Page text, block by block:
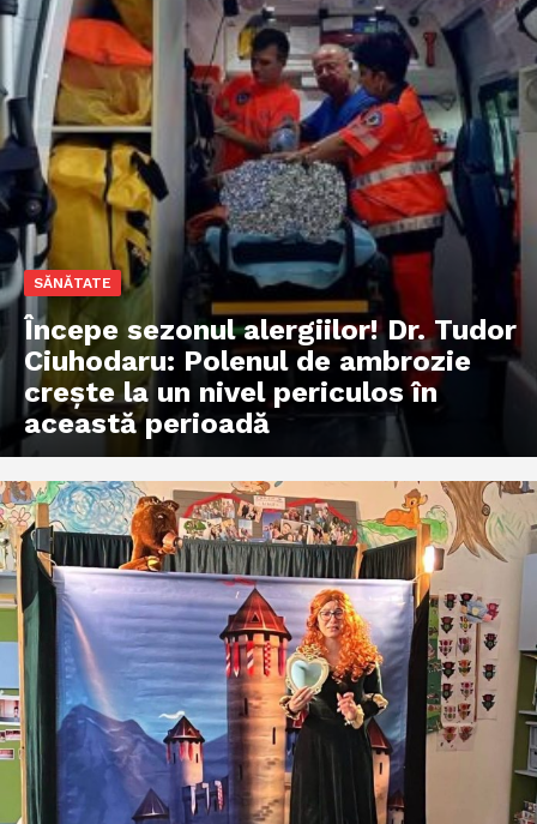
SĂNĂTATE
Începe sezonul alergiilor! Dr. Tudor
Ciuhodaru: Polenul de ambrozie
crește la un nivel periculos în
această perioadă